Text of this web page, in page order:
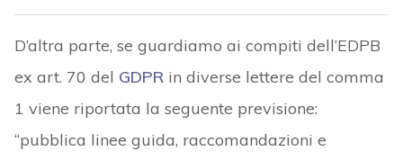
D’altra parte, se guardiamo ai compiti dell’EDPB
ex art. 70 del GDPRin diverse lettere del comma
1 viene riportata la seguente previsione:
“pubblica linee guida, raccomandazioni e